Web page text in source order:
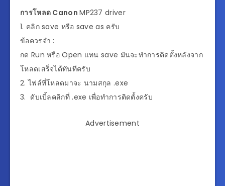
การโหลด CanonMP237 driver
1. คลิก save หรือ save as ครับ
ข้อควรจำ :
กด Run หรือ Open แทน save มันจะทำการติดตั้งหลังจาก
โหลดเสร็จได้ทันทีครับ
2. ไฟล์ที่โหลดมาจะ นามสกุล .exe
3. ดับเบิ้ลคลิกที่ .exe เพื่อทำการติดตั้งครับ
Advertisement